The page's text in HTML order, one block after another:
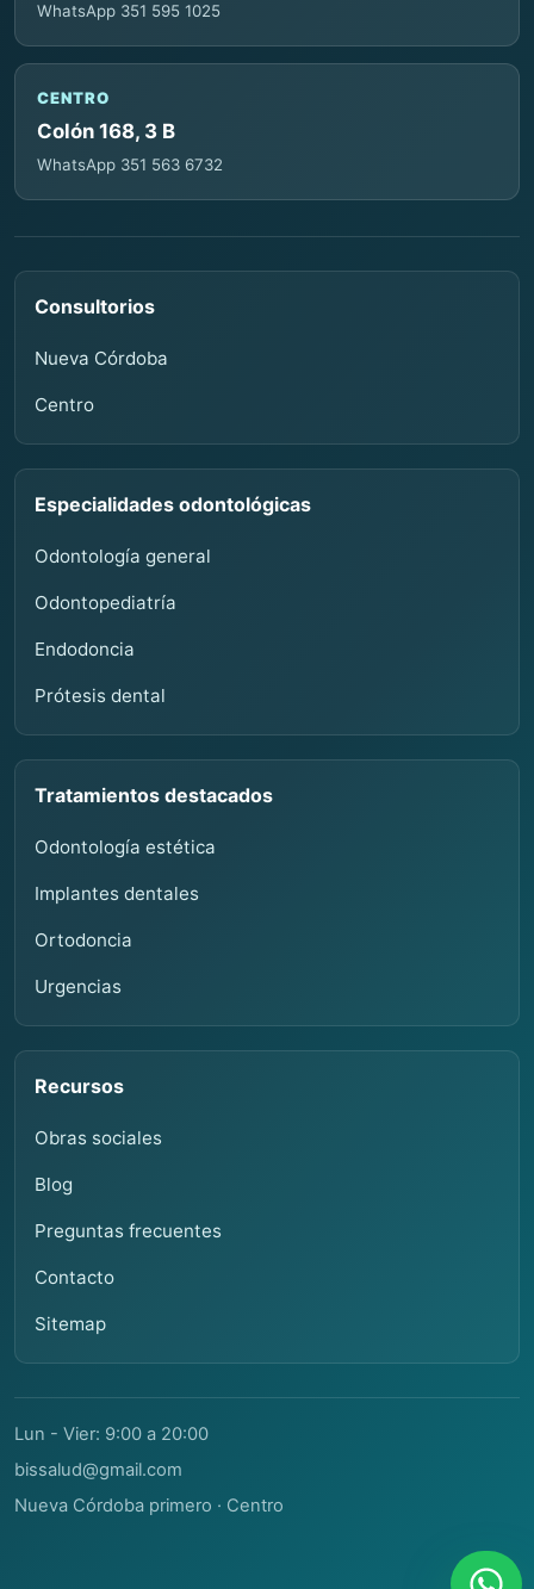
WhatsApp 351 595 1025
CENTRO
Colón 168, 3 B
WhatsApp 351 563 6732
Consultorios
Nueva Córdoba
Centro
Especialidades odontológicas
Odontología general
Odontopediatría
Endodoncia
Prótesis dental
Tratamientos destacados
Odontología estética
Implantes dentales
Ortodoncia
Urgencias
Recursos
Obras sociales
Blog
Preguntas frecuentes
Contacto
Sitemap
Lun - Vier: 9:00 a 20:00
bissalud@gmail.com
Nueva Córdoba primero · Centro